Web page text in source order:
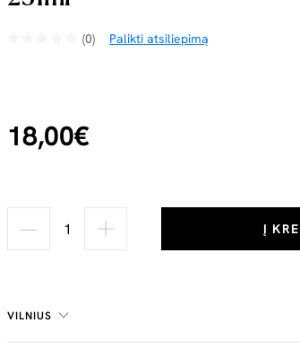
(0) Palikti atsiliepimą
18,00€
Į
VILNIUS